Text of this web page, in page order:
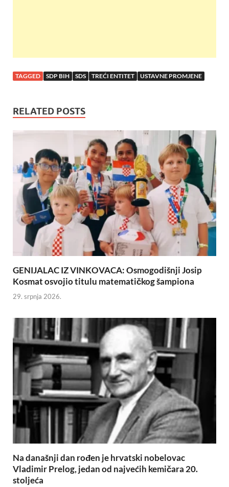
TAGGED SDP BIH SDS TREĆI ENTITET USTAVNE PROMJENE
RELATED POSTS
GENIJALAC IZ VINKOVACA: Osmogodišnji Josip
Kosmat osvojio titulu matematičkog šampiona
29. srpnja 2026.
Na današnji dan rođen je hrvatski nobelovac
Vladimir Prelog, jedan od najvećih kemičara 20.
stoljeća